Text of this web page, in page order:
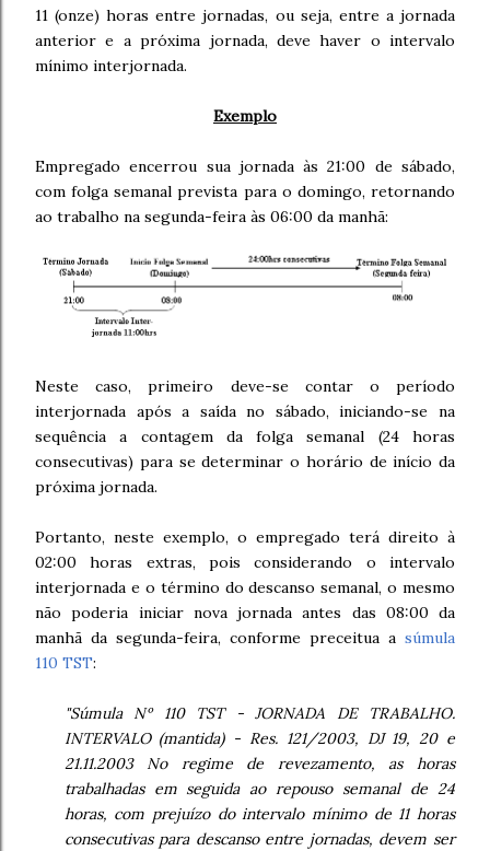
11 (onze) horas entre jornadas, ou seja, entre a jornada
anterior e a próxima jornada, deve haver o intervalo
mínimo interjornada.
Exemplo
Empregado encerrou sua jornada às 21:00 de sábado,
com folga semanal prevista para o domingo, retornando
ao trabalho na segunda-feira às 06:00 da manhã:
Neste caso, primeiro deve-se contar o período
interjornada após a saída no sábado, iniciando-se na
sequência a contagem da folga semanal (24 horas
consecutivas) para se determinar o horário de início da
próxima jornada.
Portanto, neste exemplo, o empregado terá direito à
02:00 horas extras, pois considerando o intervalo
interjornada e o término do descanso semanal, o mesmo
não poderia iniciar nova jornada antes das 08:00 da
manhã da segunda-feira, conforme preceitua a súmula
110 TST:
"Súmula Nº 110 TST - JORNADA DE TRABALHO.
INTERVALO (mantida) - Res. 121/2003, DJ 19, 20 e
21.11.2003 No regime de revezamento, as horas
trabalhadas em seguida ao repouso semanal de 24
horas, com prejuízo do intervalo mínimo de 11 horas
consecutivas para descanso entre jornadas, devem ser